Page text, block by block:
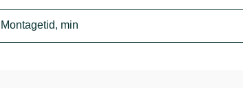
Montagetid, min